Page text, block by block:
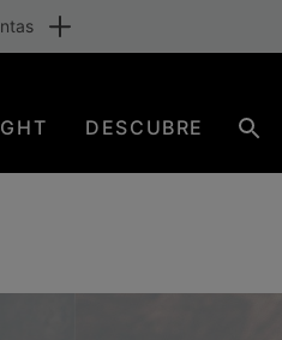
ahora
DESCUBRE